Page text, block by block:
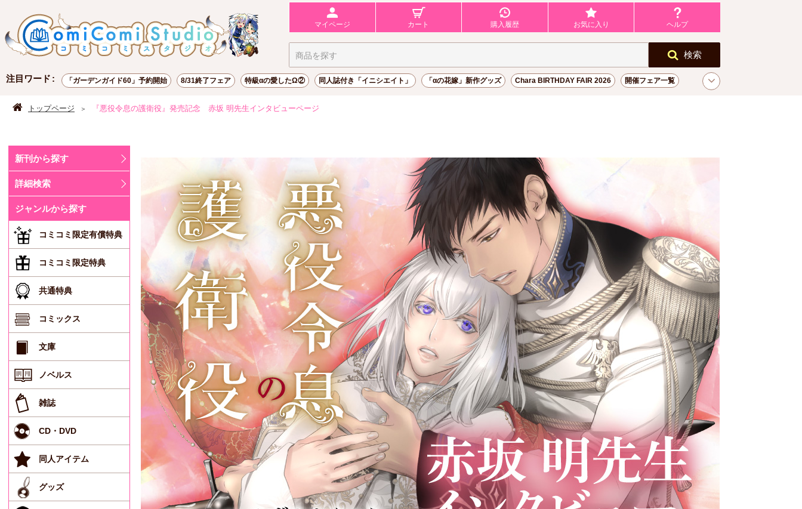
マイページ カート 購入履歴 お気に入り ヘルプ
検索
注目ワード 「ガーデンガイド60」予約開始 8/31終了フェア 特級αの愛したΩ② 同人誌付き「イニシエイト」 「αの花嫁」新作グッズ Chara BIRTHDAY FAIR 2026 開催フェア一覧
トップページ 『悪役令息の護衛役』発売記念 赤坂 明先生インタビューページ
新刊から探す
詳細検索
ジャンルから探す
コミコミ限定有償特典
コミコミ限定特典
共通特典
コミックス
文庫
ノベルス
雑誌
CD・DVD
同人アイテム
グッズ